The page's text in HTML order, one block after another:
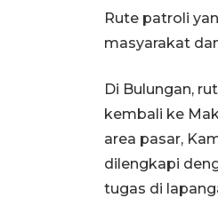
Rute patroli
masyarakat
Di Bulungan,
kembali ke
area pasar,
dilengkapi
tugas di